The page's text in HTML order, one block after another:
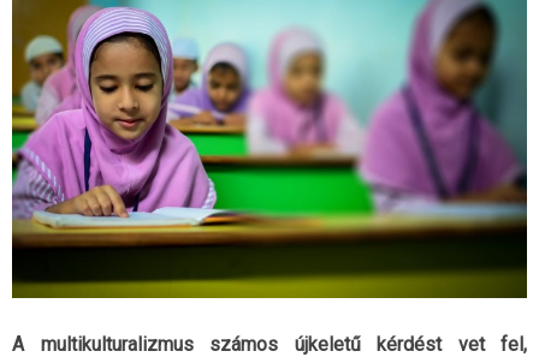
A multikulturalizmus számos újkeletű kérdést vet fel,